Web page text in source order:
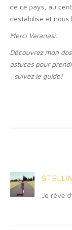
de ce pays, au
déstabilise et nous
Merci Varanasi.
Découvrez mon
astuces pour
: suivez le guide!
Je rêve